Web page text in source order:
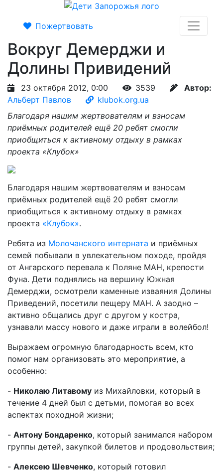
Пожертвовать
Вокруг Демерджи и
Долины Привидений
23 октября 2012, 0:00 3539
Автор:
Альберт Павлов
klubok.org.ua
Благодаря нашим жертвователям и взносам
приёмных родителей ещё 20 ребят смогли
приобщиться к активному отдыху в рамках
проекта «Клубок»
Благодаря нашим жертвователям и взносам
приёмных родителей ещё 20 ребят смогли
приобщиться к активному отдыху в рамках
проекта «Клубок».
Ребята из Молочанского интерната и приёмных
семей побывали в увлекательном походе, пройдя
от Ангарского перевала к Поляне МАН, крепости
Фуна. Дети поднялись на вершину Южная
Демерджи, осмотрели каменные изваяния Долины
Приведений, посетили пещеру МАН. А заодно –
активно общались друг с другом у костра,
узнавали массу нового и даже играли в волейбол!
Выражаем огромную благодарность всем, кто
помог нам организовать это мероприятие, а
особенно:
- Николаю Литавому из Михайловки, который в
течение 4 дней был с детьми, помогая во всех
аспектах походной жизни;
- Антону Бондаренко, который занимался набором
группы детей, закупкой билетов и продовольствия;
- Алексею Шевченко, который готовил